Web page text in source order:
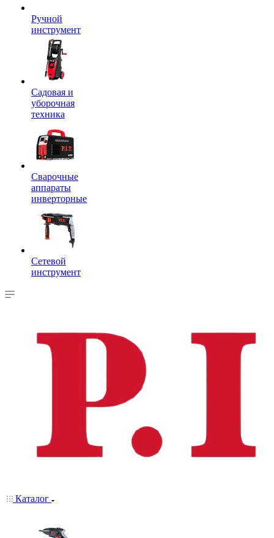
Ручной
инструмент
Садовая и
уборочная
техника
Сварочные
аппараты
инверторные
Сетевой
инструмент
Каталог